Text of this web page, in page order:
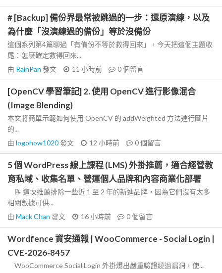
# [Backup] 備份界最常被跳過的一步：還原演練，以及
為什麼「沒演練過的備份」等於沒備份
這個系列第4篇聊過「有備份不等於救得回來」，今天把這個主題收
尾：怎麼確定救得回來...
由 RainPan 發文 11 小時前 0個留言
[OpenCV 學習筆記] 2. 使用 OpenCV 進行影像混合
(Image Blending)
本文將簡單示範如何使用 OpenCV 的 addWeighted 方法進行圖片
的...
由 logohow1020發文 12 小時前 0個留言
5 個 WordPress 線上課程 (LMS) 外掛推薦，適合經營教
育私域、收集名單、營運個人品牌和內容商業化部署
📝 這次推薦排除一些近 1 至 2 年的新進品牌，因為它們沒有太多
相關數據可供...
由 Mack Chan 發文 16 小時前 0個留言
Wordfence 資安通報 | WooCommerce - Social Login |
CVE-2026-8457
WooCommerce Social Login 外掛爆出嚴重驗證繞過漏洞，使...